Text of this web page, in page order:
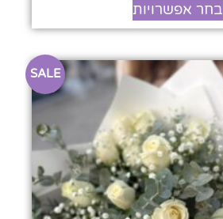
בחר אפשרויות
SALE